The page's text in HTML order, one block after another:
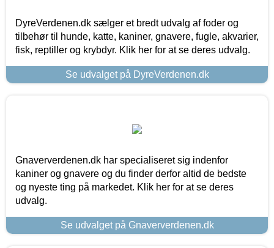
DyreVerdenen.dk sælger et bredt udvalg af foder og
tilbehør til hunde, katte, kaniner, gnavere, fugle, akvarier,
fisk, reptiller og krybdyr. Klik her for at se deres udvalg.
Se udvalget på DyreVerdenen.dk
Gnaververdenen.dk har specialiseret sig indenfor
kaniner og gnavere og du finder derfor altid de bedste
og nyeste ting på markedet. Klik her for at se deres
udvalg.
Se udvalget på Gnaververdenen.dk